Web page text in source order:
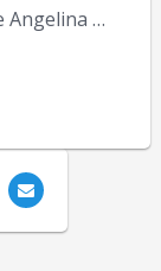
Angelina …